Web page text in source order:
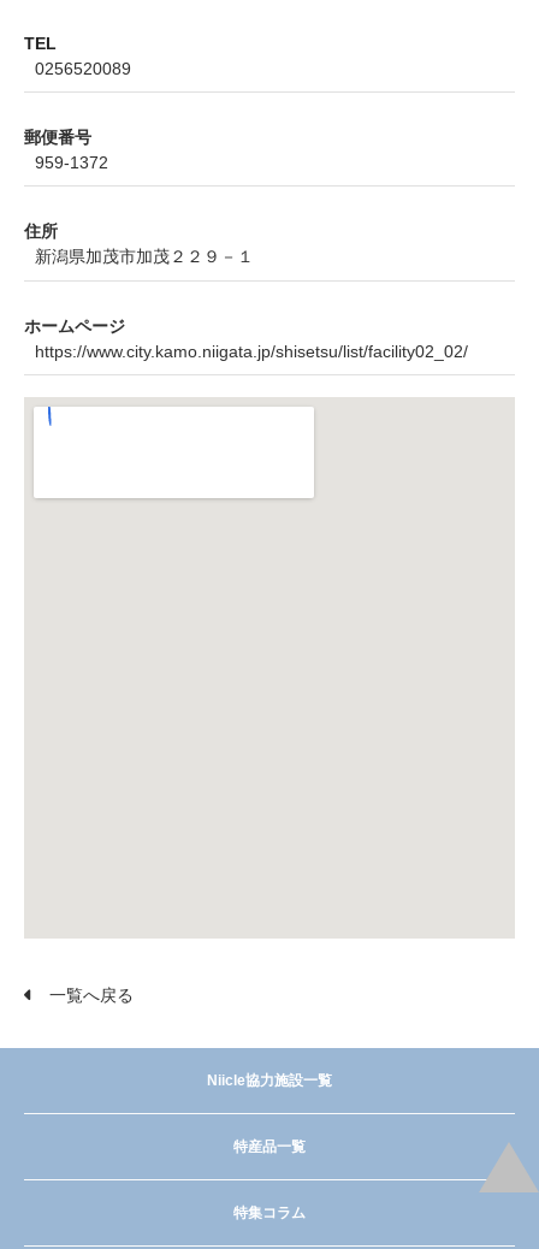
TEL
0256520089
郵便番号
959-1372
住所
新潟県加茂市加茂２２９－１
ホームページ
https://www.city.kamo.niigata.jp/shisetsu/list/facility02_02/
一覧へ戻る
Niicle協力施設一覧
特産品一覧
特集コラム